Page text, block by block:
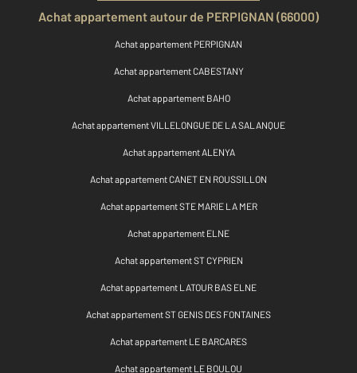
Achat appartement autour de PERPIGNAN (66000)
Achat appartement PERPIGNAN
Achat appartement CABESTANY
Achat appartement BAHO
Achat appartement VILLELONGUE DE LA SALANQUE
Achat appartement ALENYA
Achat appartement CANET EN ROUSSILLON
Achat appartement STE MARIE LA MER
Achat appartement ELNE
Achat appartement ST CYPRIEN
Achat appartement LATOUR BAS ELNE
Achat appartement ST GENIS DES FONTAINES
Achat appartement LE BARCARES
Achat appartement LE BOULOU